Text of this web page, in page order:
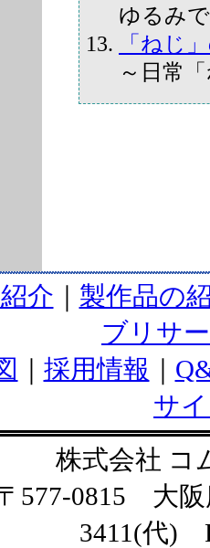
ゆるみ
「ねじ
～日常
介 ｜ 製作品の
ブリサ
｜ 採用情報 ｜
サ
株式会社 コ
577-0815 大
3411(代)